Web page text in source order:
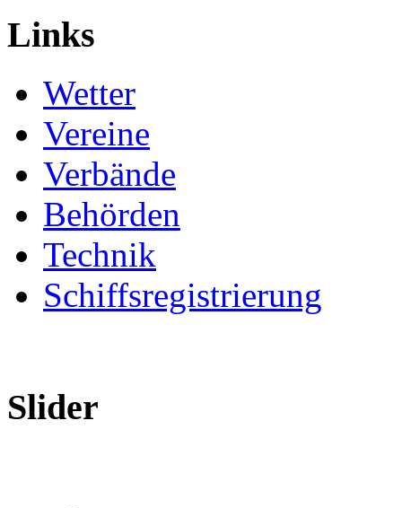
Links
Wetter
Vereine
Verbände
Behörden
Technik
Schiffsregistrierung
Slider